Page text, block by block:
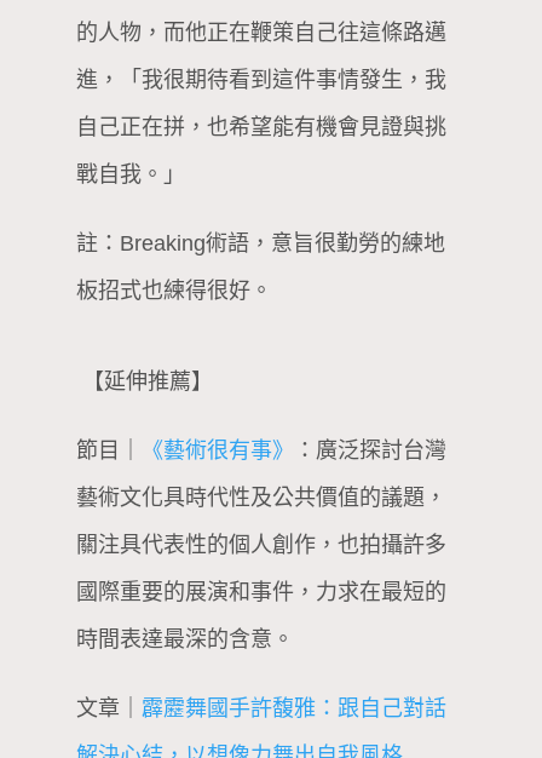
的人物，而他正在鞭策自己往這條路邁
進，「我很期待看到這件事情發生，我
自己正在拼，也希望能有機會見證與挑
戰自我。」
註：Breaking術語，意旨很勤勞的練地
板招式也練得很好。
【延伸推薦】
節目｜ 《藝術很有事》
：廣泛探討台灣
藝術文化具時代性及公共價值的議題，
關注具代表性的個人創作，也拍攝許多
國際重要的展演和事件，力求在最短的
時間表達最深的含意。
文章｜ 霹靂舞國手許馥雅：跟自己對話